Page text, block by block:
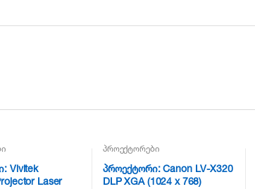
Vivitek
Laser
პროექტორები
პროექტორი: Canon LV-X320
DLP XGA (1024 x 768)